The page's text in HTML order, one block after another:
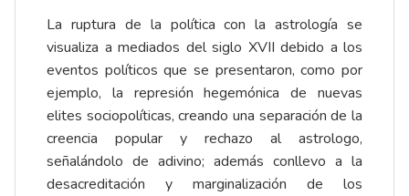
La ruptura de la política con la astrología se
visualiza a mediados del siglo XVII debido a los
eventos políticos que se presentaron, como por
ejemplo, la represión hegemónica de nuevas
elites sociopolíticas, creando una separación de la
creencia popular y rechazo al astrologo,
señalándolo de adivino; además conllevo a la
desacreditación y marginalización de los